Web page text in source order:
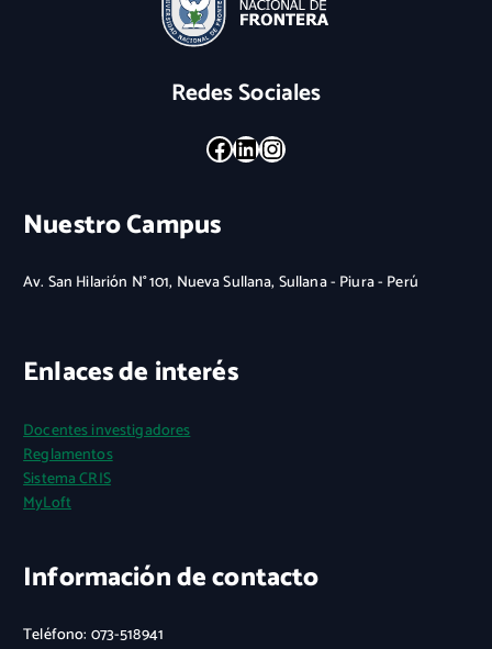
Redes Sociales
Facebook LinkedIn Instagram
Nuestro Campus
Av. San Hilarión N° 101, Nueva Sullana, Sullana - Piura - Perú
Enlaces de interés
Docentes investigadores
Reglamentos
Sistema CRIS
MyLoft
Información de contacto
Teléfono: 073-518941